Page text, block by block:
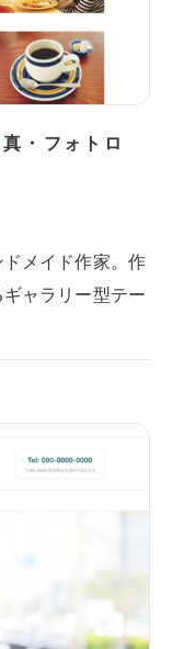
・フォトロ
メイド作家。作
ャラリー型テー